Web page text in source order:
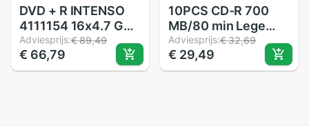
DVD + R INTENSO
4111154 16x4.7 GB
25 stuks
Adviesprijs:€ 89,49
€ 66,79
10PCS CD-R 700
MB/80 min Lege
Schijf Grade EEN
52X Multispeed
Muziek CD Schijf
Adviesprijs:€ 32,69
€ 29,49